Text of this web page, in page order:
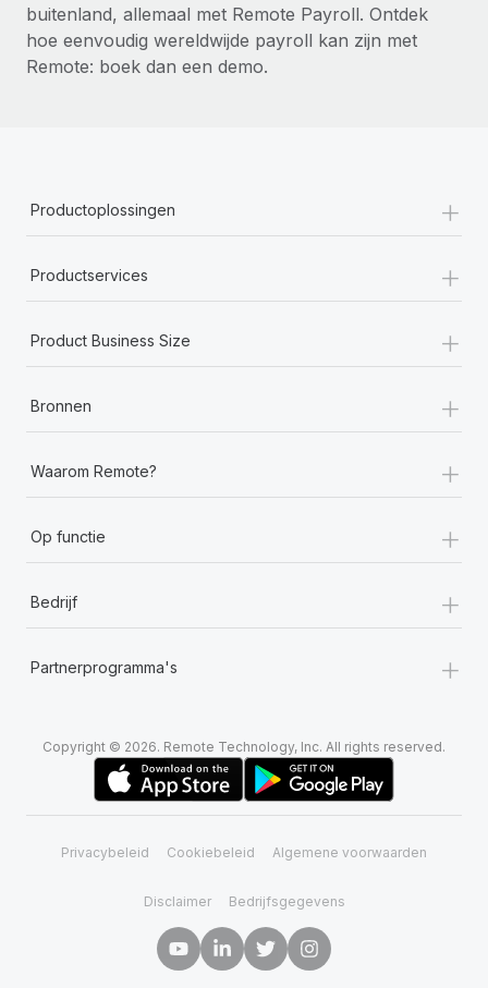
buitenland, allemaal met Remote Payroll. Ontdek
hoe eenvoudig wereldwijde payroll kan zijn met
Remote: boek dan een demo.
Productoplossingen +
Productservices +
Product Business Size +
Bronnen +
Waarom Remote? +
Op functie +
Bedrijf +
Partnerprogramma's +
Copyright © 2026. Remote Technology, Inc. All rights reserved.
Privacybeleid Cookiebeleid Algemene voorwaarden
Disclaimer Bedrijfsgegevens